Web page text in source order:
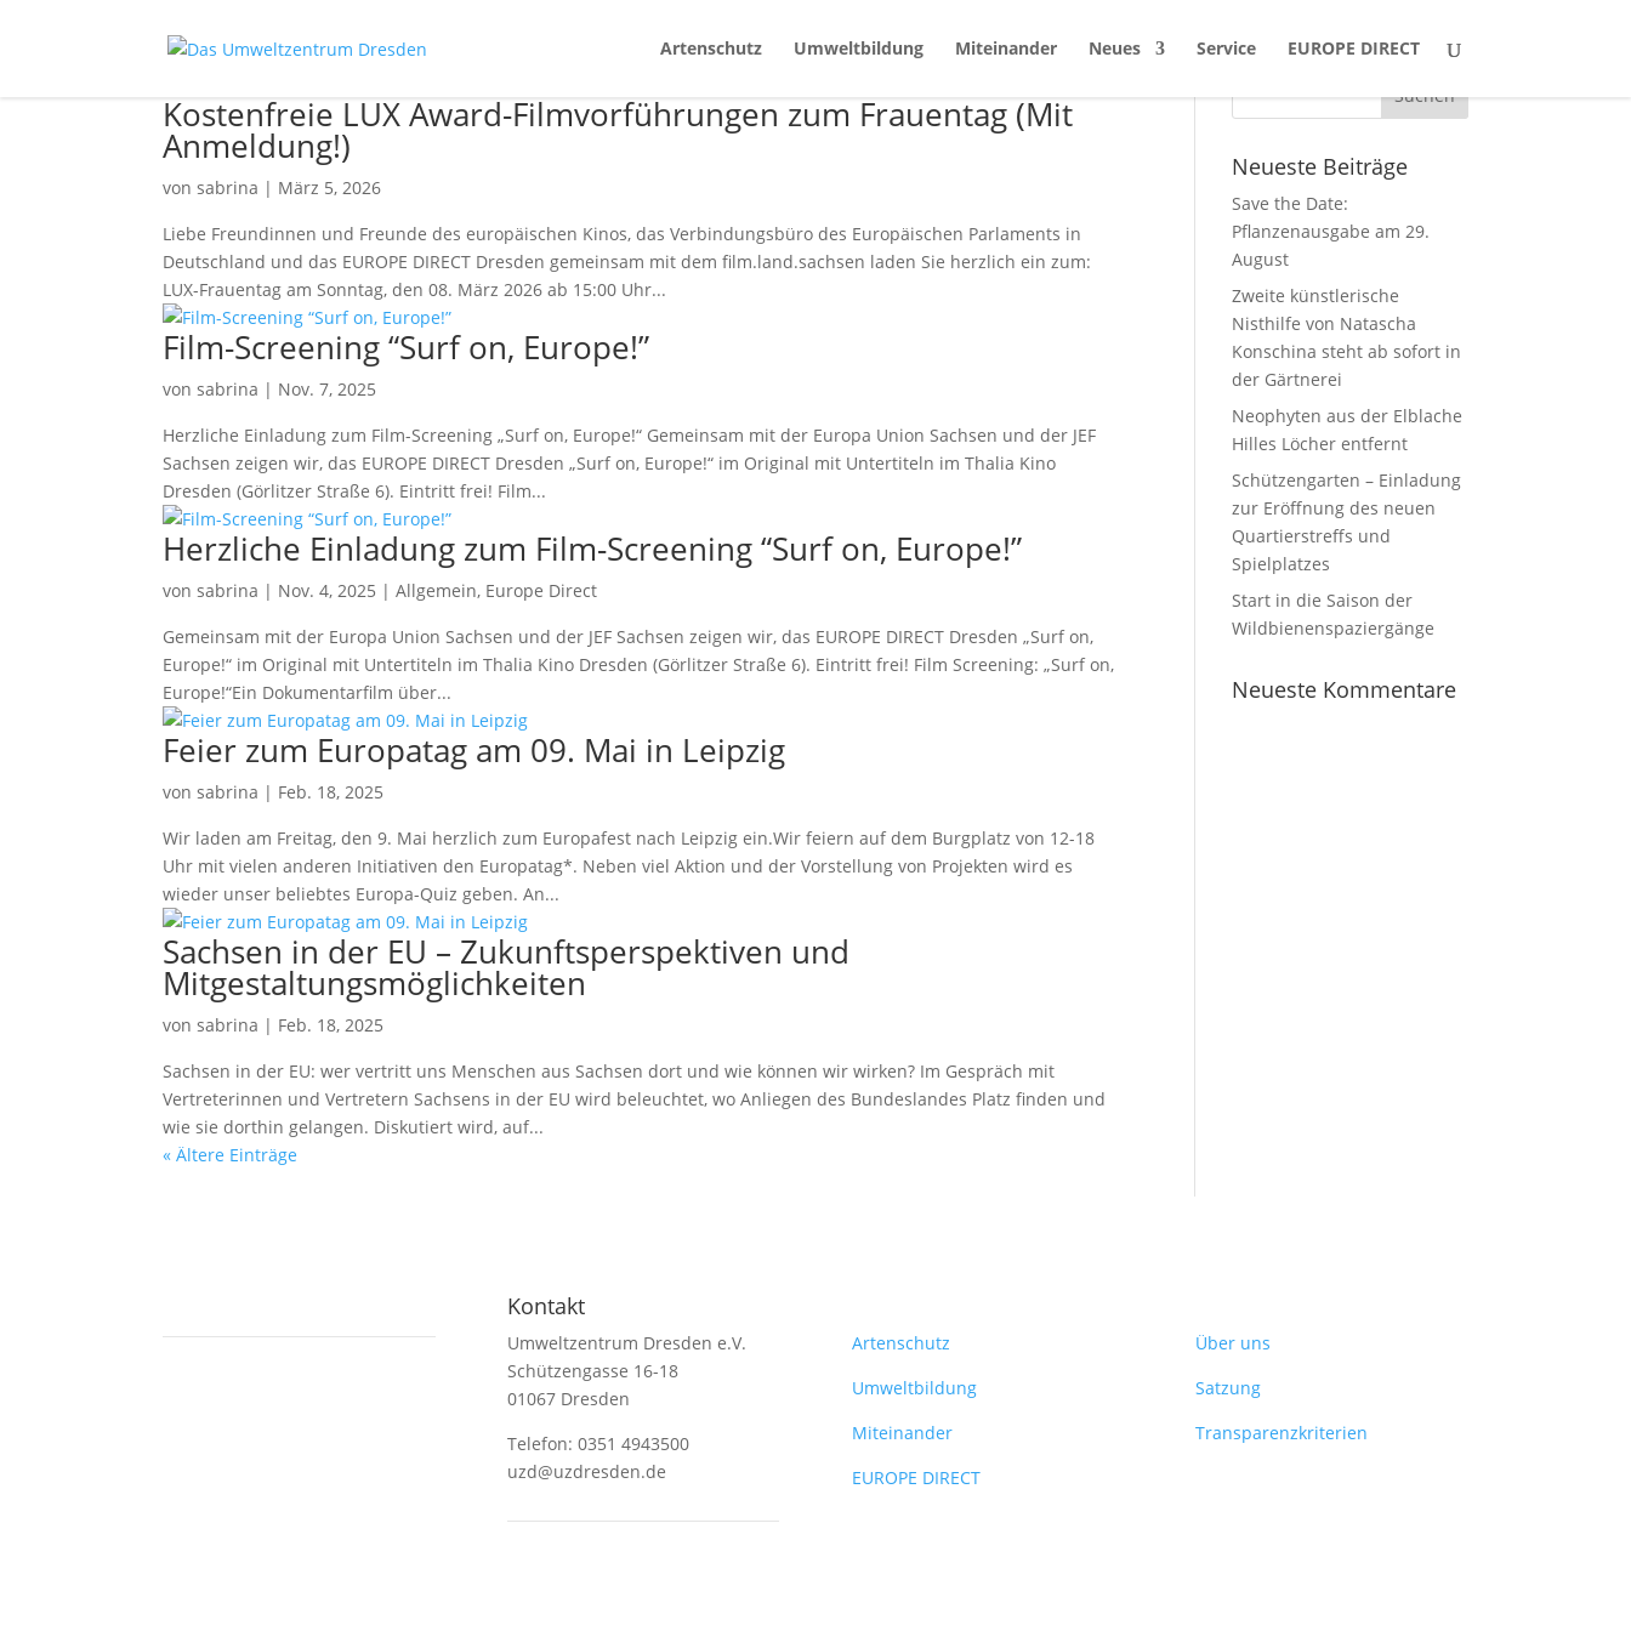
Artenschutz Umweltbildung Miteinander Neues Service EUROPE DIRECT
Kostenfreie LUX Award-Filmvorführungen zum Frauentag (Mit
Anmeldung!)
vonsabrina | März 5, 2026
Liebe Freundinnen und Freunde des europäischen Kinos, das Verbindungsbüro des Europäischen Parlaments in
Deutschland und das EUROPE DIRECT Dresden gemeinsam mit dem film.land.sachsen laden Sie herzlich ein zum:
LUX-Frauentag am Sonntag, den 08. März 2026 ab 15:00 Uhr...
Film-Screening “Surf on, Europe!”
vonsabrina | Nov. 7, 2025
Herzliche Einladung zum Film-Screening „Surf on, Europe!“ Gemeinsam mit der Europa Union Sachsen und der JEF
Sachsen zeigen wir, das EUROPE DIRECT Dresden „Surf on, Europe!“ im Original mit Untertiteln im Thalia Kino
Dresden (Görlitzer Straße 6). Eintritt frei! Film...
Herzliche Einladung zum Film-Screening “Surf on, Europe!”
vonsabrina | Nov. 4, 2025 |Allgemein, Europe Direct
Gemeinsam mit der Europa Union Sachsen und der JEF Sachsen zeigen wir, das EUROPE DIRECT Dresden „Surf on,
Europe!“ im Original mit Untertiteln im Thalia Kino Dresden (Görlitzer Straße 6). Eintritt frei! Film Screening: „Surf on,
Europe!“Ein Dokumentarfilm über...
Feier zum Europatag am 09. Mai in Leipzig
vonsabrina | Feb. 18, 2025
Wir laden am Freitag, den 9. Mai herzlich zum Europafest nach Leipzig ein.Wir feiern auf dem Burgplatz von 12-18
Uhr mit vielen anderen Initiativen den Europatag*. Neben viel Aktion und der Vorstellung von Projekten wird es
wieder unser beliebtes Europa-Quiz geben. An...
Sachsen in der EU – Zukunftsperspektiven und
Mitgestaltungsmöglichkeiten
vonsabrina | Feb. 18, 2025
Sachsen in der EU: wer vertritt uns Menschen aus Sachsen dort und wie können wir wirken? Im Gespräch mit
Vertreterinnen und Vertretern Sachsens in der EU wird beleuchtet, wo Anliegen des Bundeslandes Platz finden und
wie sie dorthin gelangen. Diskutiert wird, auf...
« Ältere Einträge
Neueste Beiträge
Save the Date:
Pflanzenausgabe am 29.
August
Zweite künstlerische
Nisthilfe von Natascha
Konschina steht ab sofort in
der Gärtnerei
Neophyten aus der Elblache
Hilles Löcher entfernt
Schützengarten – Einladung
zur Eröffnung des neuen
Quartierstreffs und
Spielplatzes
Start in die Saison der
Wildbienenspaziergänge
Neueste Kommentare
Kontakt
Umweltzentrum Dresden e.V.
Schützengasse 16-18
01067 Dresden
Telefon: 0351 4943500
uzd@uzdresden.de
Artenschutz
Umweltbildung
Miteinander
EUROPE DIRECT
Über uns
Satzung
Transparenzkriterien